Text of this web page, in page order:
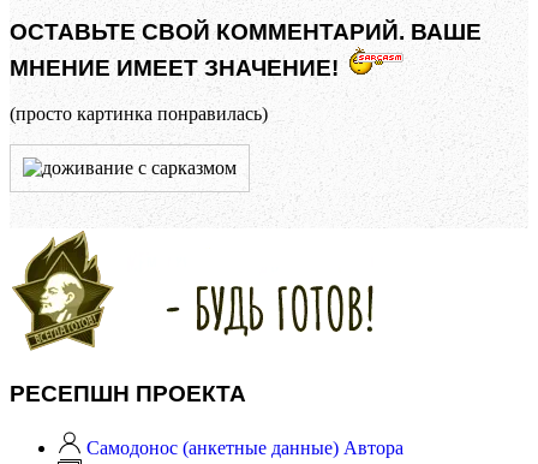
ОСТАВЬТЕ СВОЙ КОММЕНТАРИЙ. ВАШЕ
МНЕНИЕ ИМЕЕТ ЗНАЧЕНИЕ!
(просто картинка понравилась)
РЕСЕПШН ПРОЕКТА
Самодонос (анкетные данные) Автора